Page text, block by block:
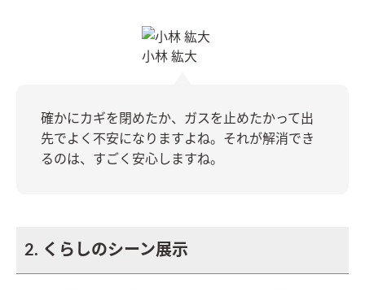
小林 紘大
確かにカギを閉めたか、ガスを止めたかって出
先でよく不安になりますよね。それが解消でき
るのは、すごく安心しますね。
2. くらしのシーン展示